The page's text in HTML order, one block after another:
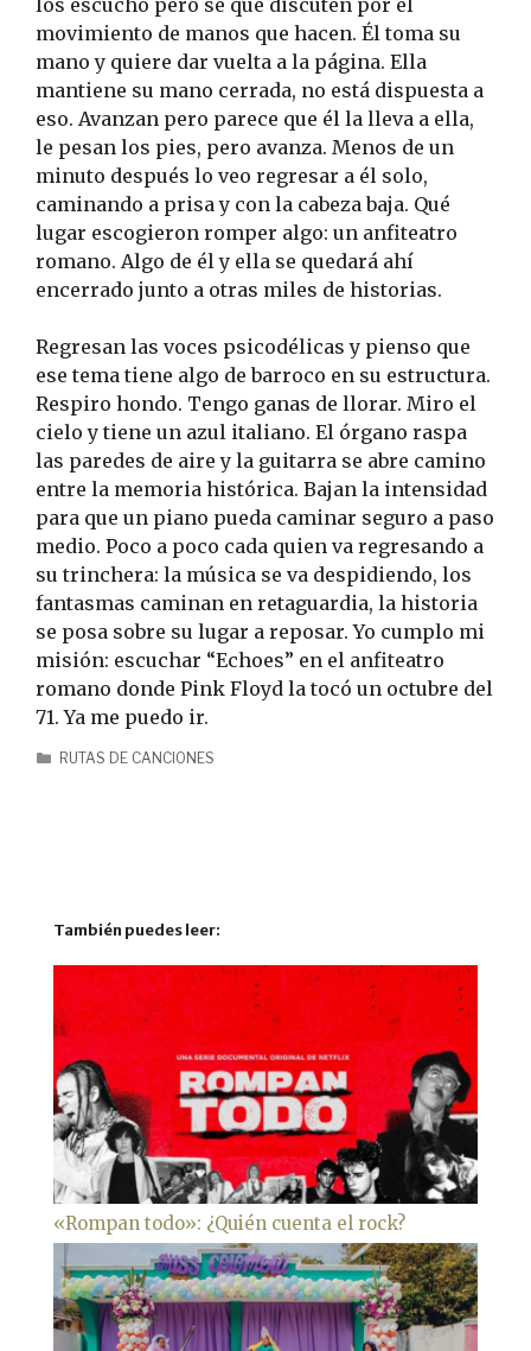
movimiento de manos que hacen. Él toma su
mano y quiere dar vuelta a la página. Ella
mantiene su mano cerrada, no está dispuesta a
eso. Avanzan pero parece que él la lleva a ella,
le pesan los pies, pero avanza. Menos de un
minuto después lo veo regresar a él solo,
caminando a prisa y con la cabeza baja. Qué
lugar escogieron romper algo: un anfiteatro
romano. Algo de él y ella se quedará ahí
encerrado junto a otras miles de historias.
Regresan las voces psicodélicas y pienso que
ese tema tiene algo de barroco en su estructura.
Respiro hondo. Tengo ganas de llorar. Miro el
cielo y tiene un azul italiano. El órgano raspa
las paredes de aire y la guitarra se abre camino
entre la memoria histórica. Bajan la intensidad
para que un piano pueda caminar seguro a paso
medio. Poco a poco cada quien va regresando a
su trinchera: la música se va despidiendo, los
fantasmas caminan en retaguardia, la historia
se posa sobre su lugar a reposar. Yo cumplo mi
misión: escuchar “Echoes” en el anfiteatro
romano donde Pink Floyd la tocó un octubre del
71. Ya me puedo ir.
RUTAS DE CANCIONES
También puedes leer:
«Rompan todo»: ¿Quién cuenta el rock?